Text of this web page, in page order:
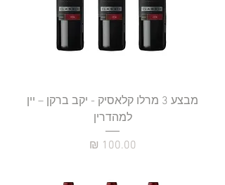
מבצע 3 מרלו קלאסיק - יקב ברקן – יין
למהדרין
מחיר